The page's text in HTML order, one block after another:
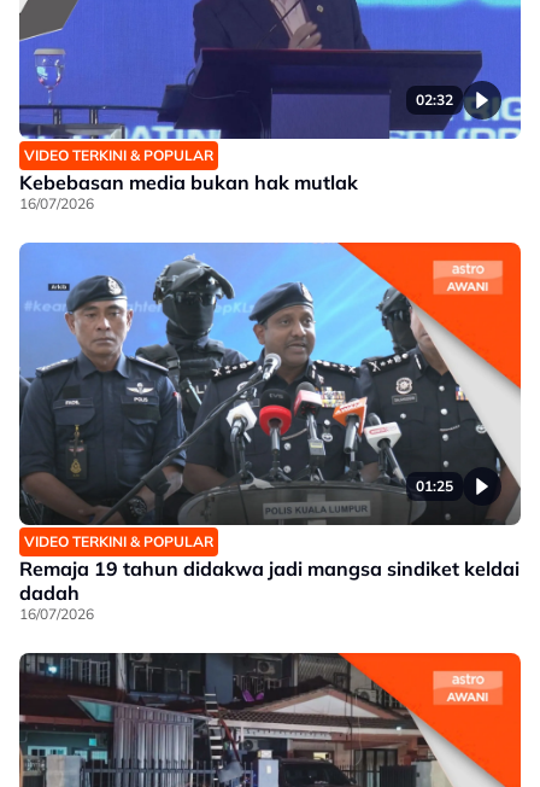
02:32
VIDEO TERKINI & POPULAR
Kebebasan media bukan hak mutlak
16/07/2026
01:25
VIDEO TERKINI & POPULAR
Remaja 19 tahun didakwa jadi mangsa sindiket keldai
dadah
16/07/2026